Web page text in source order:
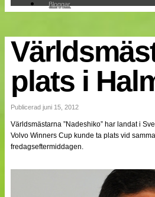
Bloggar
Cuper
Medlemmar
Medlemsbilder
Om oss
NÄTverket
Nyheter
Bloggar
Webb-TV
plats i
Publicerad juni 15, 2012
Världsmästarna ”Nadeshiko” har landat i
Volvo Winners Cup kunde ta plats vid
fredagseftermiddagen.